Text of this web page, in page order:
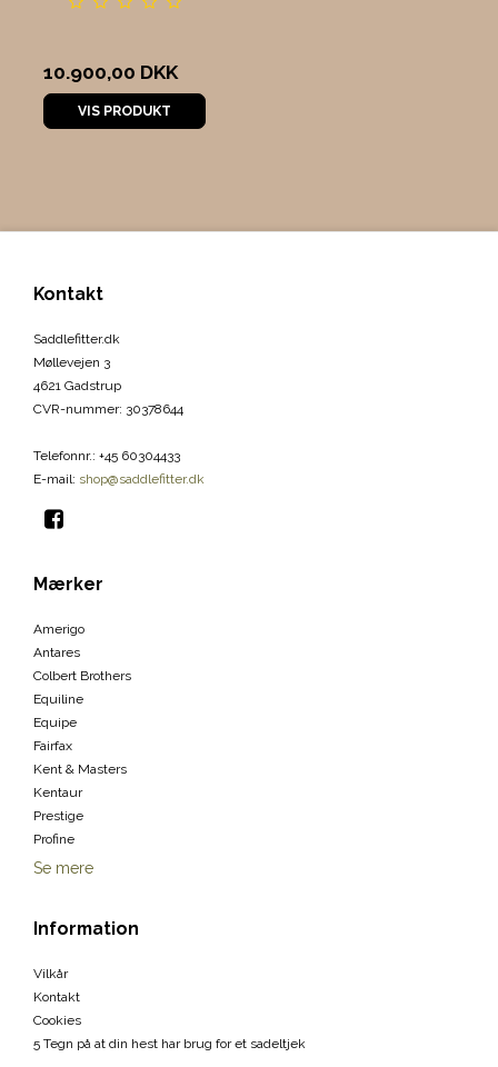
10.900,00 DKK
VIS PRODUKT
Kontakt
Saddlefitter.dk
Møllevejen 3
4621 Gadstrup
CVR-nummer: 30378644
Telefonnr.: +45 60304433
E-mail: shop@saddlefitter.dk
Mærker
Amerigo
Antares
Colbert Brothers
Equiline
Equipe
Fairfax
Kent & Masters
Kentaur
Prestige
Profine
Se mere
Information
Vilkår
Kontakt
Cookies
5 Tegn på at din hest har brug for et sadeltjek